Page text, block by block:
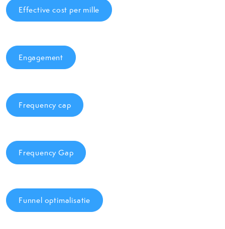
Effective cost per mille
Engagement
Frequency cap
Frequency Gap
Funnel optimalisatie